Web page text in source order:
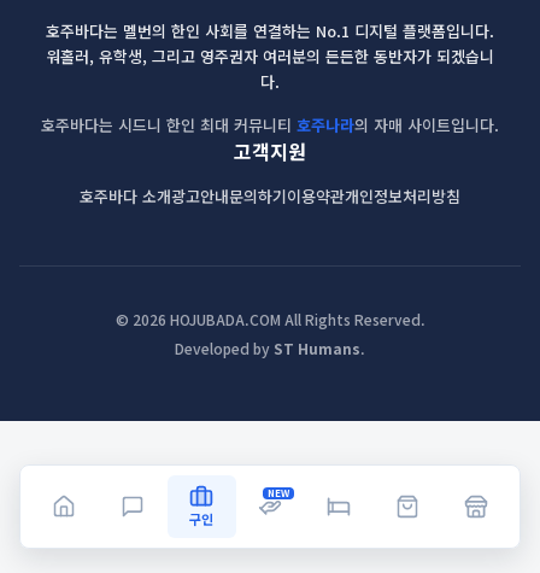
호주바다는 멜번의 한인 사회를 연결하는 No.1 디지털 플랫폼입니다.
워홀러, 유학생, 그리고 영주권자 여러분의 든든한 동반자가 되겠습니
다.
호주바다는 시드니 한인 최대 커뮤니티 호주나라의 자매 사이트입니다.
고객지원
호주바다 소개광고안내문의하기이용약관개인정보처리방침
© 2026 HOJUBADA.COM All Rights Reserved.
Developed by ST Humans.
구인
NEW